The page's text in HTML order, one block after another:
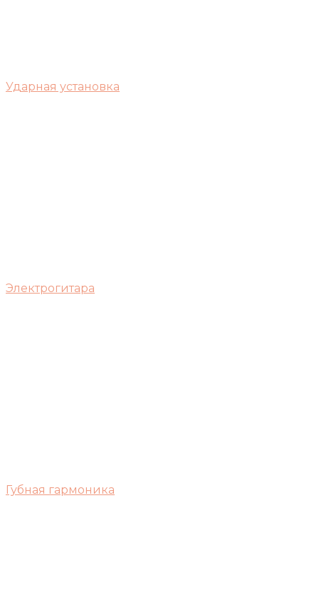
Ударная установка
Электрогитара
Губная гармоника